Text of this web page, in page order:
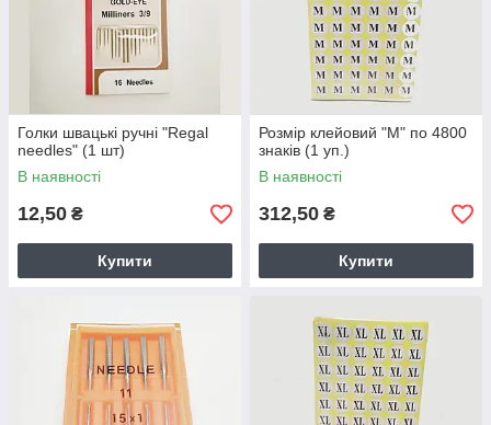
Голки швацькі ручні "Regal
needles" (1 шт)
В наявності
12,50 ₴
Купити
Розмір клейовий "М" по 4800
знаків (1 уп.)
В наявності
312,50 ₴
Купити